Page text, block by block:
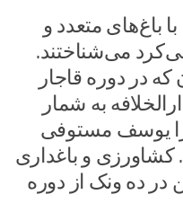
باغ‌های متعدد و
می‌شناختند.
در دوره قاجار
به شمار
یوسف مستوفی
کشاورزی و باغداری
ده ونک از دوره